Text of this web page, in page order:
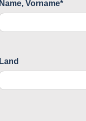
Name, Vorname*
Land